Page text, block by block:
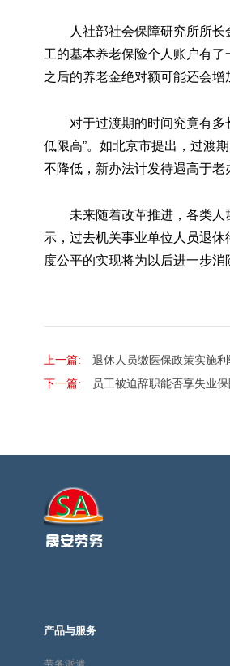
人社部社会保障研究所所
工的基本养老保险个人账户有
之后的养老金绝对额可能还会增
对于过渡期的时间究竟有
低限高”。如北京市提出，过渡
不降低，新办法计发待遇高于老
未来随着改革推进，各类
示，过去机关事业单位人员退
度公平的实现将为以后进一步
上一篇:
退休人员缴医保政策实施
下一篇:
员工被迫辞职能否享失业保
产品与服务